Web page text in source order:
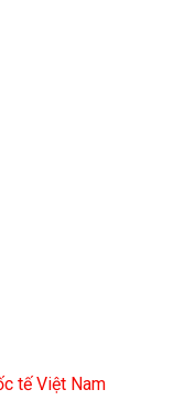
tế Việt Nam